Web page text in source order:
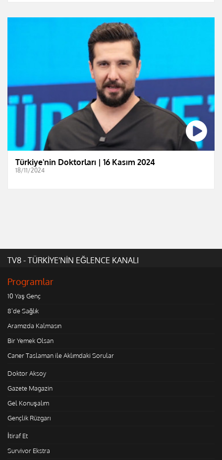
Türkiye'nin Doktorları | 16 Kasım 2024
18/11/2024
TV8 - TÜRKİYE'NİN EĞLENCE KANALI
Programlar
10 Yaş Genç
8'de Sağlık
Aramızda Kalmasın
Bir Yemek Olsan
Caner Taslaman ile Aklımdaki Sorular
Doktor Aksoy
Gazete Magazin
Gel Konuşalım
Gençlik Rüzgarı
İtiraf Et
Survivor Ekstra